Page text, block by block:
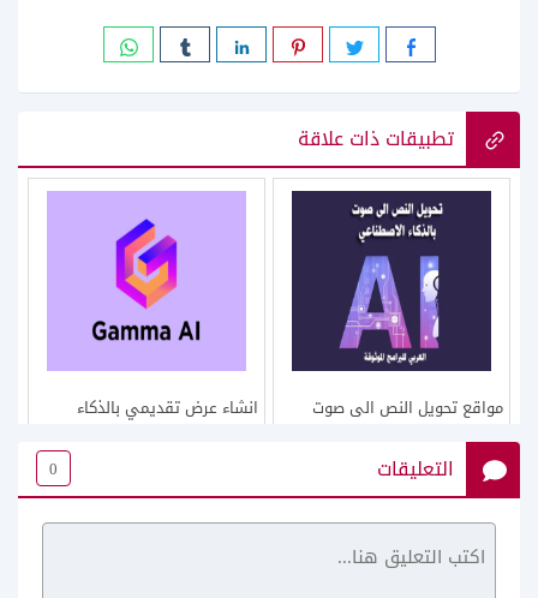
تطبيقات ذات علاقة
مواقع تحويل النص الى صوت
بالذكاء الاصطناعي
انشاء عرض تقديمي بالذكاء
التعليقات 0